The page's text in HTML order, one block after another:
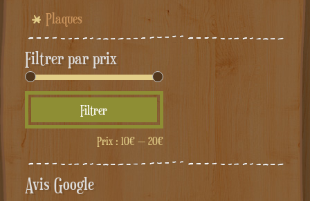
Plaques
Filtrer par prix
min
max
Filtrer
Prix : 10€— 20€
Avis Google